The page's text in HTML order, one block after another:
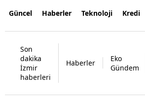
Güncel Haberler Teknoloji Kredi
Son
dakika
İzmir
haberleri
Haberler
Eko
Gündem